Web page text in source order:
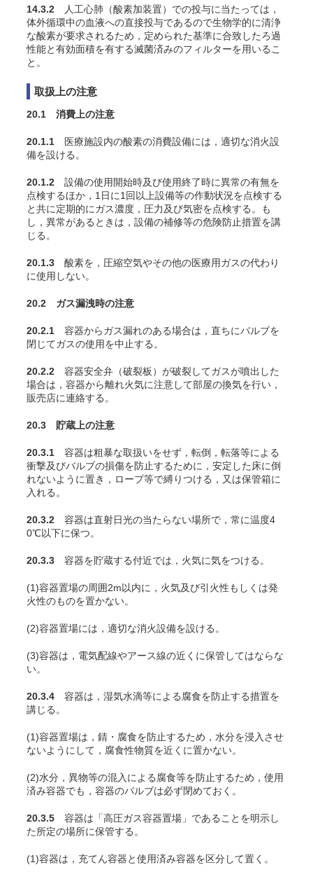
14.3.2 人工心肺（酸素加装置）での投与に当たっては，
体外循環中の血液への直接投与であるので生物学的に清浄
な酸素が要求されるため，定められた基準に合致したろ過
性能と有効面積を有する滅菌済みのフィルターを用いるこ
と。
取扱上の注意
20.1 消費上の注意
20.1.1 医療施設内の酸素の消費設備には，適切な消火設
備を設ける。
20.1.2 設備の使用開始時及び使用終了時に異常の有無を
点検するほか，1日に1回以上設備等の作動状況を点検する
と共に定期的にガス濃度，圧力及び気密を点検する。も
し，異常があるときは，設備の補修等の危険防止措置を講
じる。
20.1.3 酸素を，圧縮空気やその他の医療用ガスの代わり
に使用しない。
20.2 ガス漏洩時の注意
20.2.1 容器からガス漏れのある場合は，直ちにバルブを
閉じてガスの使用を中止する。
20.2.2 容器安全弁（破裂板）が破裂してガスが噴出した
場合は，容器から離れ火気に注意して部屋の換気を行い，
販売店に連絡する。
20.3 貯蔵上の注意
20.3.1 容器は粗暴な取扱いをせず，転倒，転落等による
衝撃及びバルブの損傷を防止するために，安定した床に倒
れないように置き，ロープ等で縛りつける，又は保管箱に
入れる。
20.3.2 容器は直射日光の当たらない場所で，常に温度4
0℃以下に保つ。
20.3.3 容器を貯蔵する付近では，火気に気をつける。
(1)容器置場の周囲2m以内に，火気及び引火性もしくは発
火性のものを置かない。
(2)容器置場には，適切な消火設備を設ける。
(3)容器は，電気配線やアース線の近くに保管してはならな
い。
20.3.4 容器は，湿気水滴等による腐食を防止する措置を
講じる。
(1)容器置場は，錆・腐食を防止するため，水分を浸入させ
ないようにして，腐食性物質を近くに置かない。
(2)水分，異物等の混入による腐食等を防止するため，使用
済み容器でも，容器のバルブは必ず閉めておく。
20.3.5 容器は「高圧ガス容器置場」であることを明示し
た所定の場所に保管する。
(1)容器は，充てん容器と使用済み容器を区分して置く。